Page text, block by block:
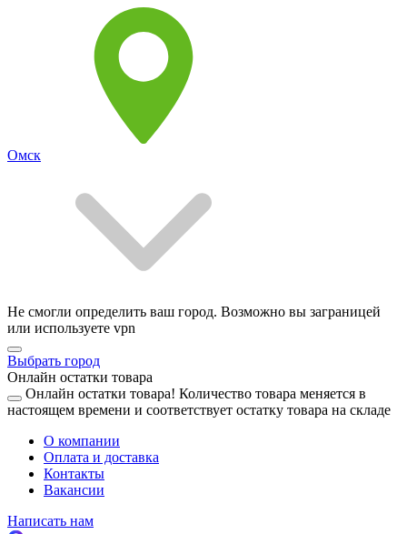
Омск
Не смогли определить ваш город. Возможно вы заграницей
или используете vpn
Выбрать город
Онлайн остатки товара
Онлайн остатки товара! Количество товара меняется в
настоящем времени и соответствует остатку товара на складе
О компании
Оплата и доставка
Контакты
Вакансии
Написать нам